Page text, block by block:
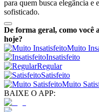
para quem busca elegância e
sofisticado.
De forma geral, como você
hoje?
Muito
Insatisfeito
Regular
Satisfeito
Muito
BAIXE O APP: